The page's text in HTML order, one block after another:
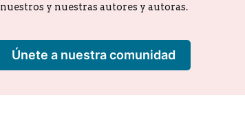
nuestros y nuestras autores y autoras.
Únete a nuestra comunidad